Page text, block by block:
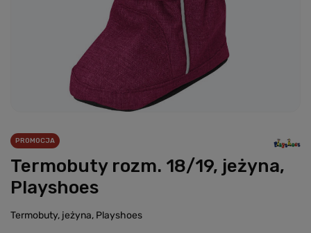
PROMOCJA
Termobuty rozm. 18/19, jeżyna,
Playshoes
Termobuty, jeżyna, Playshoes